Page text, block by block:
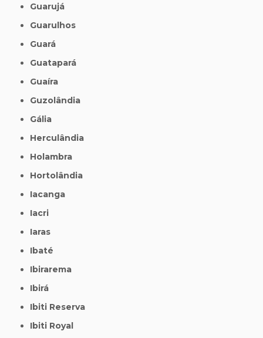
Guarujá
Guarulhos
Guará
Guatapará
Guaíra
Guzolândia
Gália
Herculândia
Holambra
Hortolândia
Iacanga
Iacri
Iaras
Ibaté
Ibirarema
Ibirá
Ibiti Reserva
Ibiti Royal